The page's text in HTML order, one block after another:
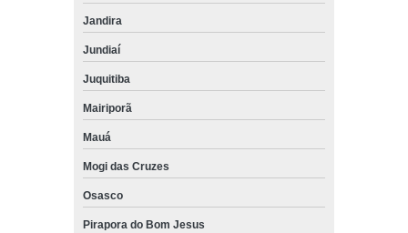
Jandira
Jundiaí
Juquitiba
Mairiporã
Mauá
Mogi das Cruzes
Osasco
Pirapora do Bom Jesus